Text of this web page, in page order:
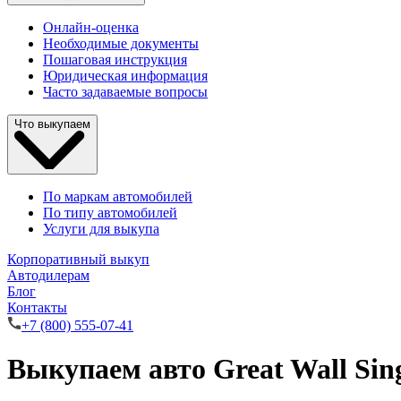
Онлайн-оценка
Необходимые документы
Пошаговая инструкция
Юридическая информация
Часто задаваемые вопросы
Что выкупаем
По маркам автомобилей
По типу автомобилей
Услуги для выкупа
Корпоративный выкуп
Автодилерам
Блог
Контакты
+7 (800) 555-07-41
Выкупаем авто Great Wall